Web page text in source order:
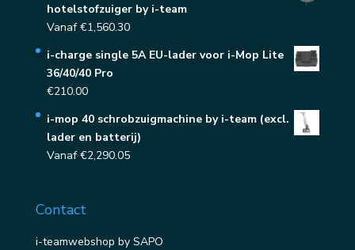
hotelstofzuiger by i-team
Vanaf€1,560.30
i-charge single 5A EU-lader voor i-Mop Lite
36/40/40 Pro
€210.00
i-mop 40 schrobzuigmachine by i-team (excl.
lader en batterij)
Vanaf€2,290.05
Contact
i-teamwebshop by SAPO